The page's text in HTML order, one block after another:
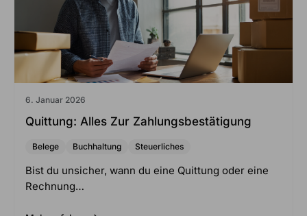
6. Januar 2026
Quittung: Alles Zur Zahlungsbestätigung
Belege Buchhaltung Steuerliches
Bist du unsicher, wann du eine Quittung oder eine
Rechnung…